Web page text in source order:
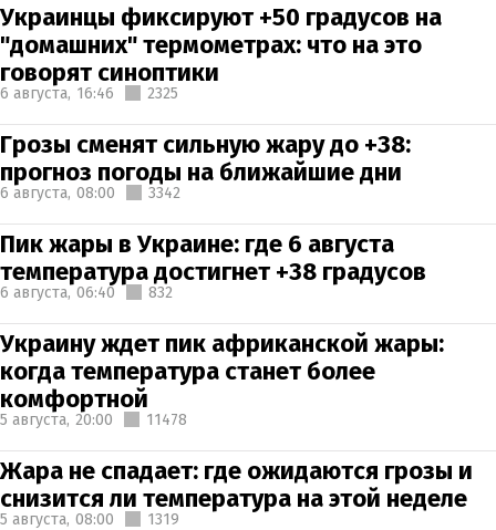
Украинцы фиксируют +50 градусов на
"домашних" термометрах: что на это
говорят синоптики
6 августа, 16:46 2325
Грозы сменят сильную жару до +38:
прогноз погоды на ближайшие дни
6 августа, 08:00 3342
Пик жары в Украине: где 6 августа
температура достигнет +38 градусов
6 августа, 06:40 832
Украину ждет пик африканской жары:
когда температура станет более
комфортной
5 августа, 20:00 11478
Жара не спадает: где ожидаются грозы и
снизится ли температура на этой неделе
5 августа, 08:00 1319